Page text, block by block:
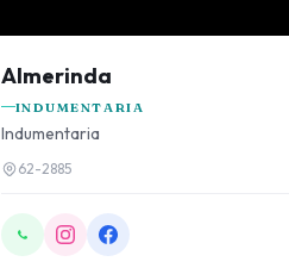
Almerinda
INDUMENTARIA
Indumentaria
62-2885